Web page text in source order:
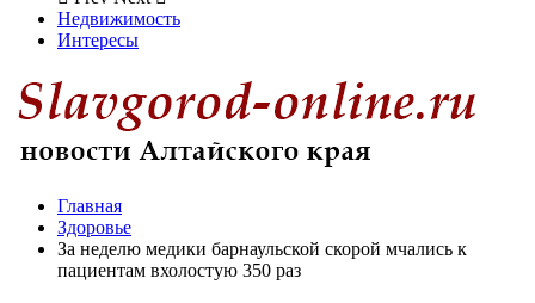
Недвижимость
Интересы
Главная
Здоровье
За неделю медики барнаульской скорой мчались к
пациентам вхолостую 350 раз